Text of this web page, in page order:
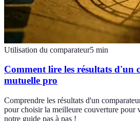
Utilisation du comparateur5 min
Comment lire les résultats d'un
mutuelle pro
Comprendre les résultats d'un
pour choisir la meilleure couverture pour
notre guide pas à pas !